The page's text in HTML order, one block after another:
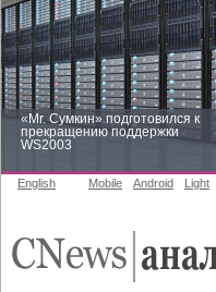
«Mr. Сумкин» подготовился к
прекращению поддержки
WS2003
English Mobile Android Light